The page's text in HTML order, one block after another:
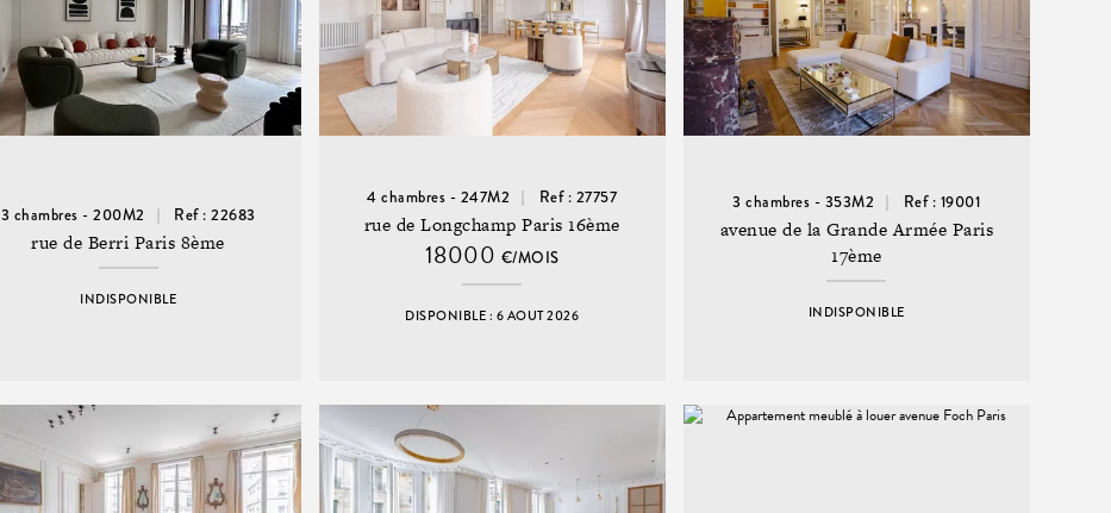
3 chambres - 200M2 Ref : 22683
rue de Berri Paris 8ème
INDISPONIBLE
4 chambres - 247M2 Ref : 27757
rue de Longchamp Paris 16ème
18000 €/MOIS
DISPONIBLE : 6 AOUT 2026
3 chambres - 353M2 Ref : 19001
avenue de la Grande Armée Paris
17ème
INDISPONIBLE